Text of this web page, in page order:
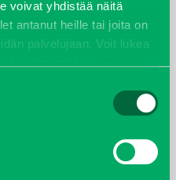
voivat yhdistää näitä
antanut heille tai joita on
palvelujaan. Voit lukea